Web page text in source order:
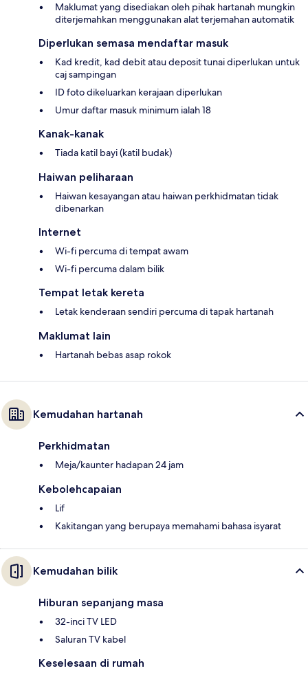
Maklumat yang disediakan oleh pihak hartanah mungkin
diterjemahkan menggunakan alat terjemahan automatik
Diperlukan semasa mendaftar masuk
Kad kredit, kad debit atau deposit tunai diperlukan untuk
caj sampingan
ID foto dikeluarkan kerajaan diperlukan
Umur daftar masuk minimum ialah 18
Kanak-kanak
Tiada katil bayi (katil budak)
Haiwan peliharaan
Haiwan kesayangan atau haiwan perkhidmatan tidak
dibenarkan
Internet
Wi-fi percuma di tempat awam
Wi-fi percuma dalam bilik
Tempat letak kereta
Letak kenderaan sendiri percuma di tapak hartanah
Maklumat lain
Hartanah bebas asap rokok
Kemudahan hartanah
Perkhidmatan
Meja/kaunter hadapan 24 jam
Kebolehcapaian
Lif
Kakitangan yang berupaya memahami bahasa isyarat
Kemudahan bilik
Hiburan sepanjang masa
32-inci TV LED
Saluran TV kabel
Keselesaan di rumah